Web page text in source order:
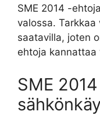
SME 2014 -
valossa.
saatavilla, joten
ehtoja kannattaa
SME